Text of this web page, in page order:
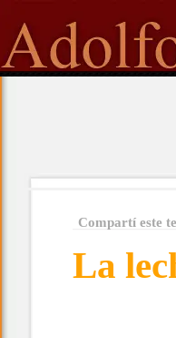
Compartí este
La